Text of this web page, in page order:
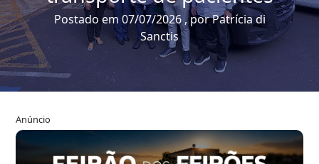
Postado em 07/07/2026 , por Patrícia di
Sanctis
Anúncio